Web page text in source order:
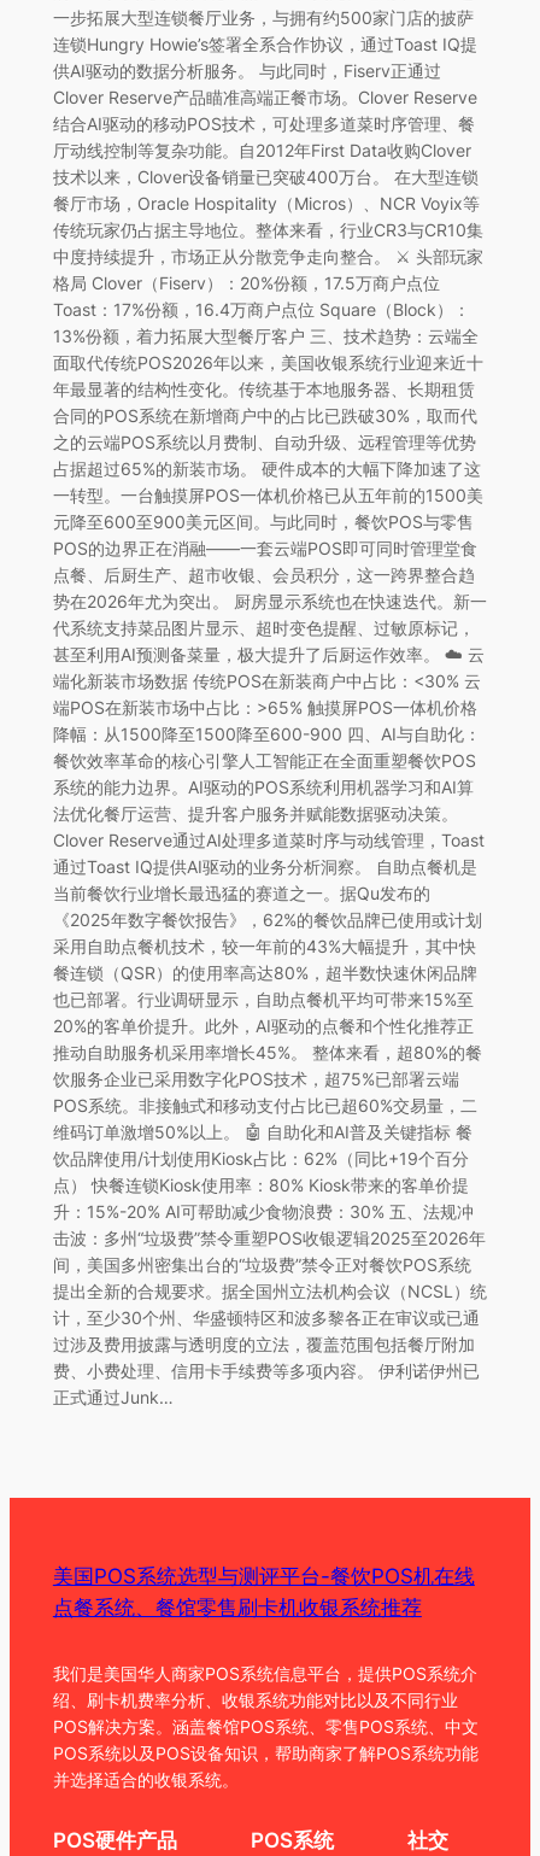
一步拓展大型连锁餐厅业务，与拥有约500家门店的披萨
连锁Hungry Howie’s签署全系合作协议，通过Toast IQ提
供AI驱动的数据分析服务。 与此同时，Fiserv正通过
Clover Reserve产品瞄准高端正餐市场。Clover Reserve
结合AI驱动的移动POS技术，可处理多道菜时序管理、餐
厅动线控制等复杂功能。自2012年First Data收购Clover
技术以来，Clover设备销量已突破400万台。 在大型连锁
餐厅市场，Oracle Hospitality（Micros）、NCR Voyix等
传统玩家仍占据主导地位。整体来看，行业CR3与CR10集
中度持续提升，市场正从分散竞争走向整合。 ⚔️ 头部玩家
格局 Clover（Fiserv）：20%份额，17.5万商户点位
Toast：17%份额，16.4万商户点位 Square（Block）：
13%份额，着力拓展大型餐厅客户 三、技术趋势：云端全
面取代传统POS2026年以来，美国收银系统行业迎来近十
年最显著的结构性变化。传统基于本地服务器、长期租赁
合同的POS系统在新增商户中的占比已跌破30%，取而代
之的云端POS系统以月费制、自动升级、远程管理等优势
占据超过65%的新装市场。 硬件成本的大幅下降加速了这
一转型。一台触摸屏POS一体机价格已从五年前的1500美
元降至600至900美元区间。与此同时，餐饮POS与零售
POS的边界正在消融——一套云端POS即可同时管理堂食
点餐、后厨生产、超市收银、会员积分，这一跨界整合趋
势在2026年尤为突出。 厨房显示系统也在快速迭代。新一
代系统支持菜品图片显示、超时变色提醒、过敏原标记，
甚至利用AI预测备菜量，极大提升了后厨运作效率。 ☁️ 云
端化新装市场数据 传统POS在新装商户中占比：<30% 云
端POS在新装市场中占比：>65% 触摸屏POS一体机价格
降幅：从1500降至1500降至600-900 四、AI与自助化：
餐饮效率革命的核心引擎人工智能正在全面重塑餐饮POS
系统的能力边界。AI驱动的POS系统利用机器学习和AI算
法优化餐厅运营、提升客户服务并赋能数据驱动决策。
Clover Reserve通过AI处理多道菜时序与动线管理，Toast
通过Toast IQ提供AI驱动的业务分析洞察。 自助点餐机是
当前餐饮行业增长最迅猛的赛道之一。据Qu发布的
《2025年数字餐饮报告》，62%的餐饮品牌已使用或计划
采用自助点餐机技术，较一年前的43%大幅提升，其中快
餐连锁（QSR）的使用率高达80%，超半数快速休闲品牌
也已部署。行业调研显示，自助点餐机平均可带来15%至
20%的客单价提升。此外，AI驱动的点餐和个性化推荐正
推动自助服务机采用率增长45%。 整体来看，超80%的餐
饮服务企业已采用数字化POS技术，超75%已部署云端
POS系统。非接触式和移动支付占比已超60%交易量，二
维码订单激增50%以上。 🤖 自助化和AI普及关键指标 餐
饮品牌使用/计划使用Kiosk占比：62%（同比+19个百分
点） 快餐连锁Kiosk使用率：80% Kiosk带来的客单价提
升：15%-20% AI可帮助减少食物浪费：30% 五、法规冲
击波：多州“垃圾费”禁令重塑POS收银逻辑2025至2026年
间，美国多州密集出台的“垃圾费”禁令正对餐饮POS系统
提出全新的合规要求。据全国州立法机构会议（NCSL）统
计，至少30个州、华盛顿特区和波多黎各正在审议或已通
过涉及费用披露与透明度的立法，覆盖范围包括餐厅附加
费、小费处理、信用卡手续费等多项内容。 伊利诺伊州已
正式通过Junk…
美国POS系统选型与测评平台-餐饮POS机在线
点餐系统、餐馆零售刷卡机收银系统推荐
我们是美国华人商家POS系统信息平台，提供POS系统介
绍、刷卡机费率分析、收银系统功能对比以及不同行业
POS解决方案。涵盖餐馆POS系统、零售POS系统、中文
POS系统以及POS设备知识，帮助商家了解POS系统功能
并选择适合的收银系统。
POS硬件产品 POS系统 社交